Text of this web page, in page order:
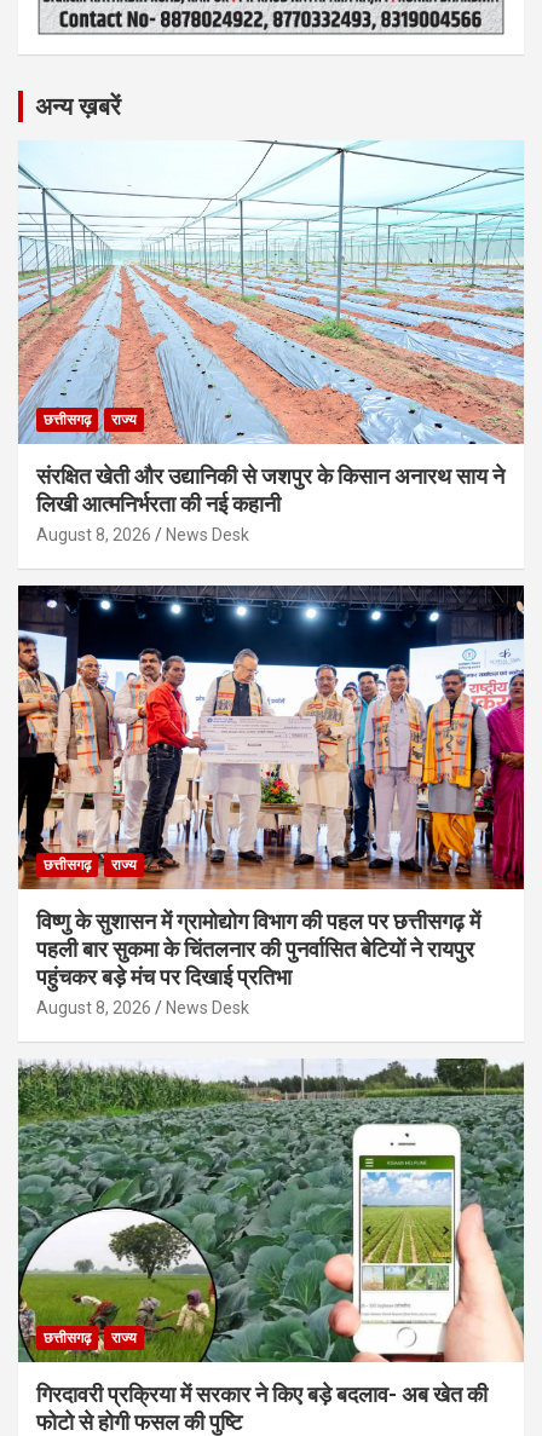
अन्य ख़बरें
छत्तीसगढ़ राज्य
संरक्षित खेती और उद्यानिकी से जशपुर के किसान अनारथ साय ने
लिखी आत्मनिर्भरता की नई कहानी
August 8, 2026 News Desk
छत्तीसगढ़ राज्य
विष्णु के सुशासन में ग्रामोद्योग विभाग की पहल पर छत्तीसगढ़ में
पहली बार सुकमा के चिंतलनार की पुनर्वासित बेटियों ने रायपुर
पहुंचकर बड़े मंच पर दिखाई प्रतिभा
August 8, 2026 News Desk
छत्तीसगढ़ राज्य
गिरदावरी प्रक्रिया में सरकार ने किए बड़े बदलाव- अब खेत की
फोटो से होगी फसल की पुष्टि